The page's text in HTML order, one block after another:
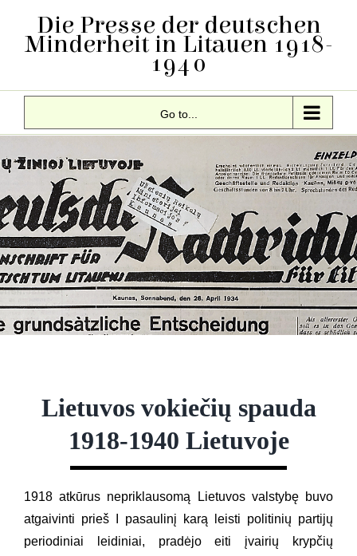
content
Die Presse der deutschen
Minderheit in Litauen 1918-
1940
Go to...
Lietuvos vokiečių spauda
1918-1940 Lietuvoje
1918 atkūrus nepriklausomą Lietuvos valstybę buvo
atgaivinti prieš I pasaulinį karą leisti politinių partijų
periodiniai leidiniai, pradėjo eiti įvairių krypčių